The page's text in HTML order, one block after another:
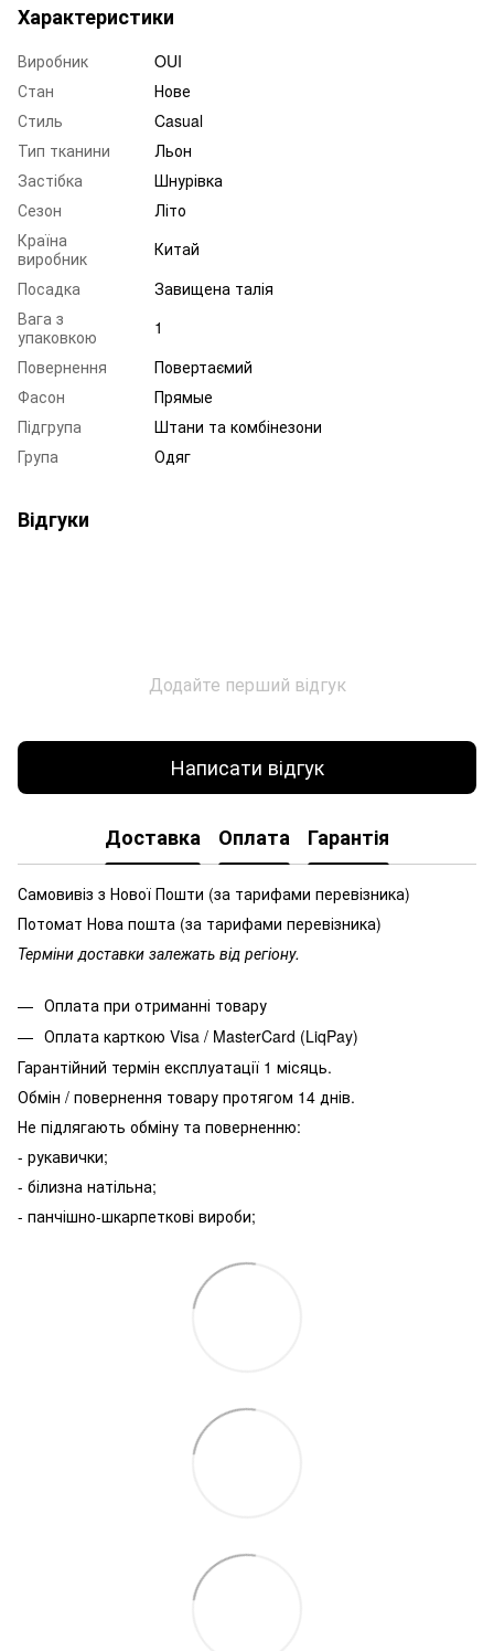
Характеристики
Виробник
OUI
Стан
Нове
Стиль
Casual
Тип тканини
Льон
Застібка
Шнурівка
Сезон
Літо
Країна
виробник
Китай
Посадка
Завищена талія
Вага з
упаковкою
1
Повернення
Повертаємий
Фасон
Прямые
Підгрупа
Штани та комбінезони
Група
Одяг
Відгуки
Додайте перший відгук
Написати відгук
Доставка Оплата Гарантія
Самовивіз з Нової Пошти (за тарифами перевізника)
Потомат Нова пошта (за тарифами перевізника)
Терміни доставки залежать від регіону.
Оплата при отриманні товару
Оплата карткою Visa / MasterCard (LiqPay)
Гарантійний термін експлуатації 1 місяць.
Обмін / повернення товару протягом 14 днів.
Не підлягають обміну та поверненню:
- рукавички;
- білизна натільна;
- панчішно-шкарпеткові вироби;